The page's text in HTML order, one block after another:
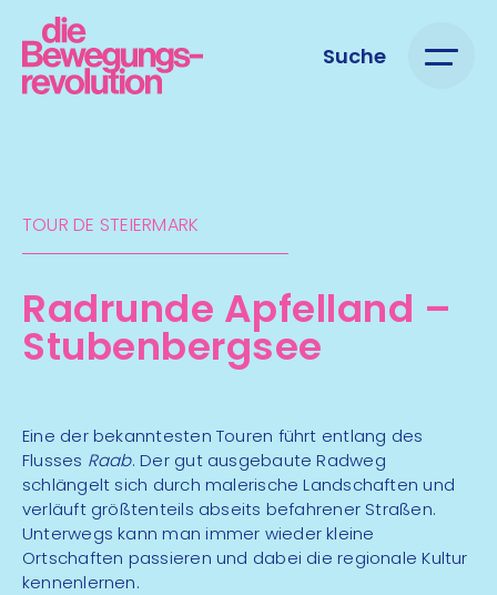
Suche
TOUR DE STEIERMARK​
Radrunde Apfelland –
Stubenber­gsee
Eine der bekanntesten Touren führt entlang des
Flusses Raab. Der gut ausgebaute Radweg
schlängelt sich durch malerische Landschaften und
verläuft größtenteils abseits befahrener Straßen.
Unterwegs kann man immer wieder kleine
Ortschaften passieren und dabei die regionale Kultur
kennenlernen.